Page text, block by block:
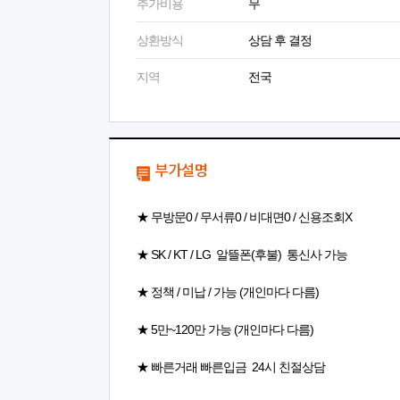
추가비용 무
상환방식 상담 후 결정
지역 전국
부가설명
★ 무방문0 / 무서류0 / 비대면0 / 신용조회X
★ SK / KT / LG 알뜰폰(후불) 통신사 가능
★ 정책 / 미납 / 가능 (개인마다 다름)
★ 5만~120만 가능 (개인마다 다름)
★ 빠른거래 빠른입금 24시 친절상담